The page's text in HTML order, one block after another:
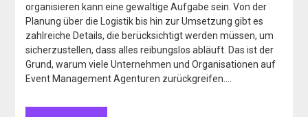
organisieren kann eine gewaltige Aufgabe sein. Von der
Planung über die Logistik bis hin zur Umsetzung gibt es
zahlreiche Details, die berücksichtigt werden müssen, um
sicherzustellen, dass alles reibungslos abläuft. Das ist der
Grund, warum viele Unternehmen und Organisationen auf
Event Management Agenturen zurückgreifen….